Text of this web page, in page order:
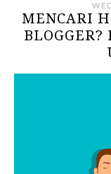
MENCARI